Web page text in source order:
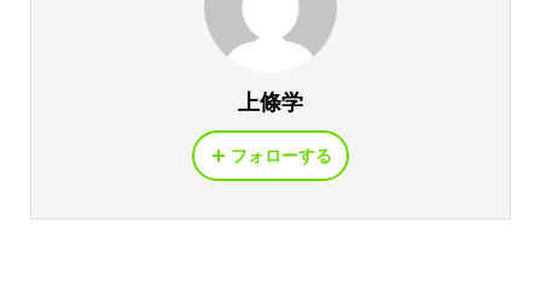
上條学
フォローする